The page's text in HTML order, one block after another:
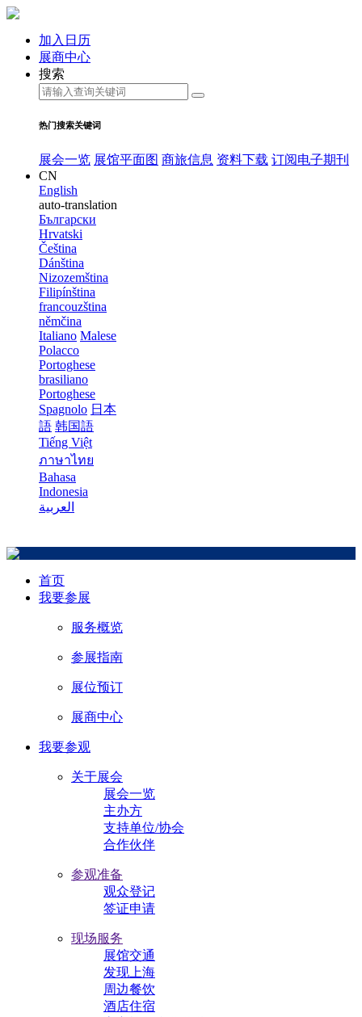
加入日历
展商中心
搜索
热门搜索关键词
展会一览 展馆平面图 商旅信息 资料下载 订阅电子期刊
CN
English
auto-translation
Български
Hrvatski
Čeština
Dánština
Nizozemština
Filipínština
francouzština
němčina
Italiano Malese
Polacco
Portoghese
brasiliano
Portoghese
Spagnolo 日本
語 韩国語
Tiếng Việt
ภาษาไทย
Bahasa
Indonesia
العربية
首页
我要参展
服务概览
参展指南
展位预订
展商中心
我要参观
关于展会
展会一览
主办方
支持单位/协会
合作伙伴
参观准备
观众登记
签证申请
现场服务
展馆交通
发现上海
周边餐饮
酒店住宿